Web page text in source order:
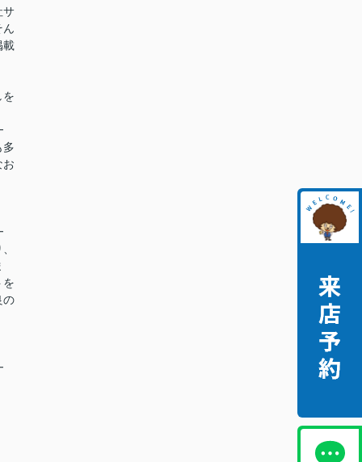
サ
ん
載
を
多
お
を
の